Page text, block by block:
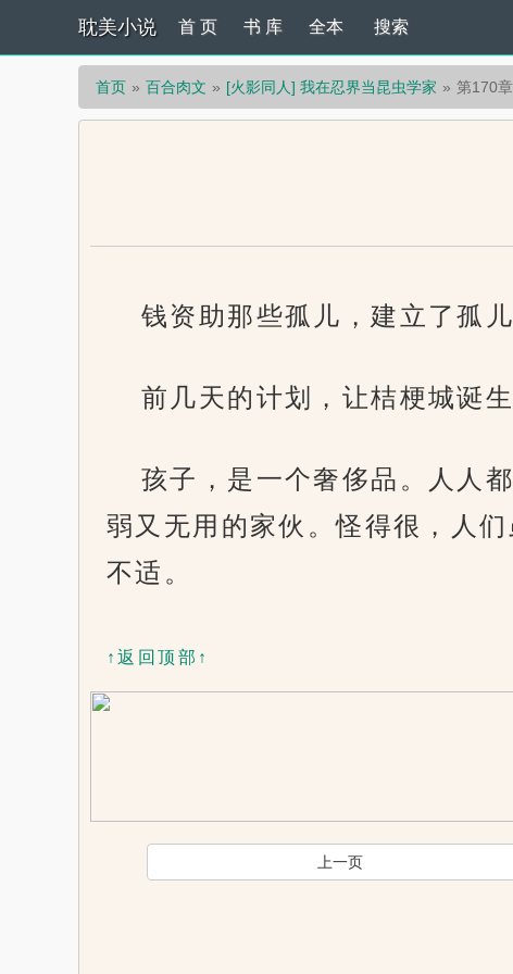
耽美小说 首 页 书 库 全本 搜索
首页 百合肉文 [火影同人] 我在忍界当昆虫学家 第170章
钱资助那些孤儿，建立了孤
前几天的计划，让桔梗城诞
孩子，是一个奢侈品。人人
弱又无用的家伙。怪得很，人
不适。
↑返回顶部↑
上一页